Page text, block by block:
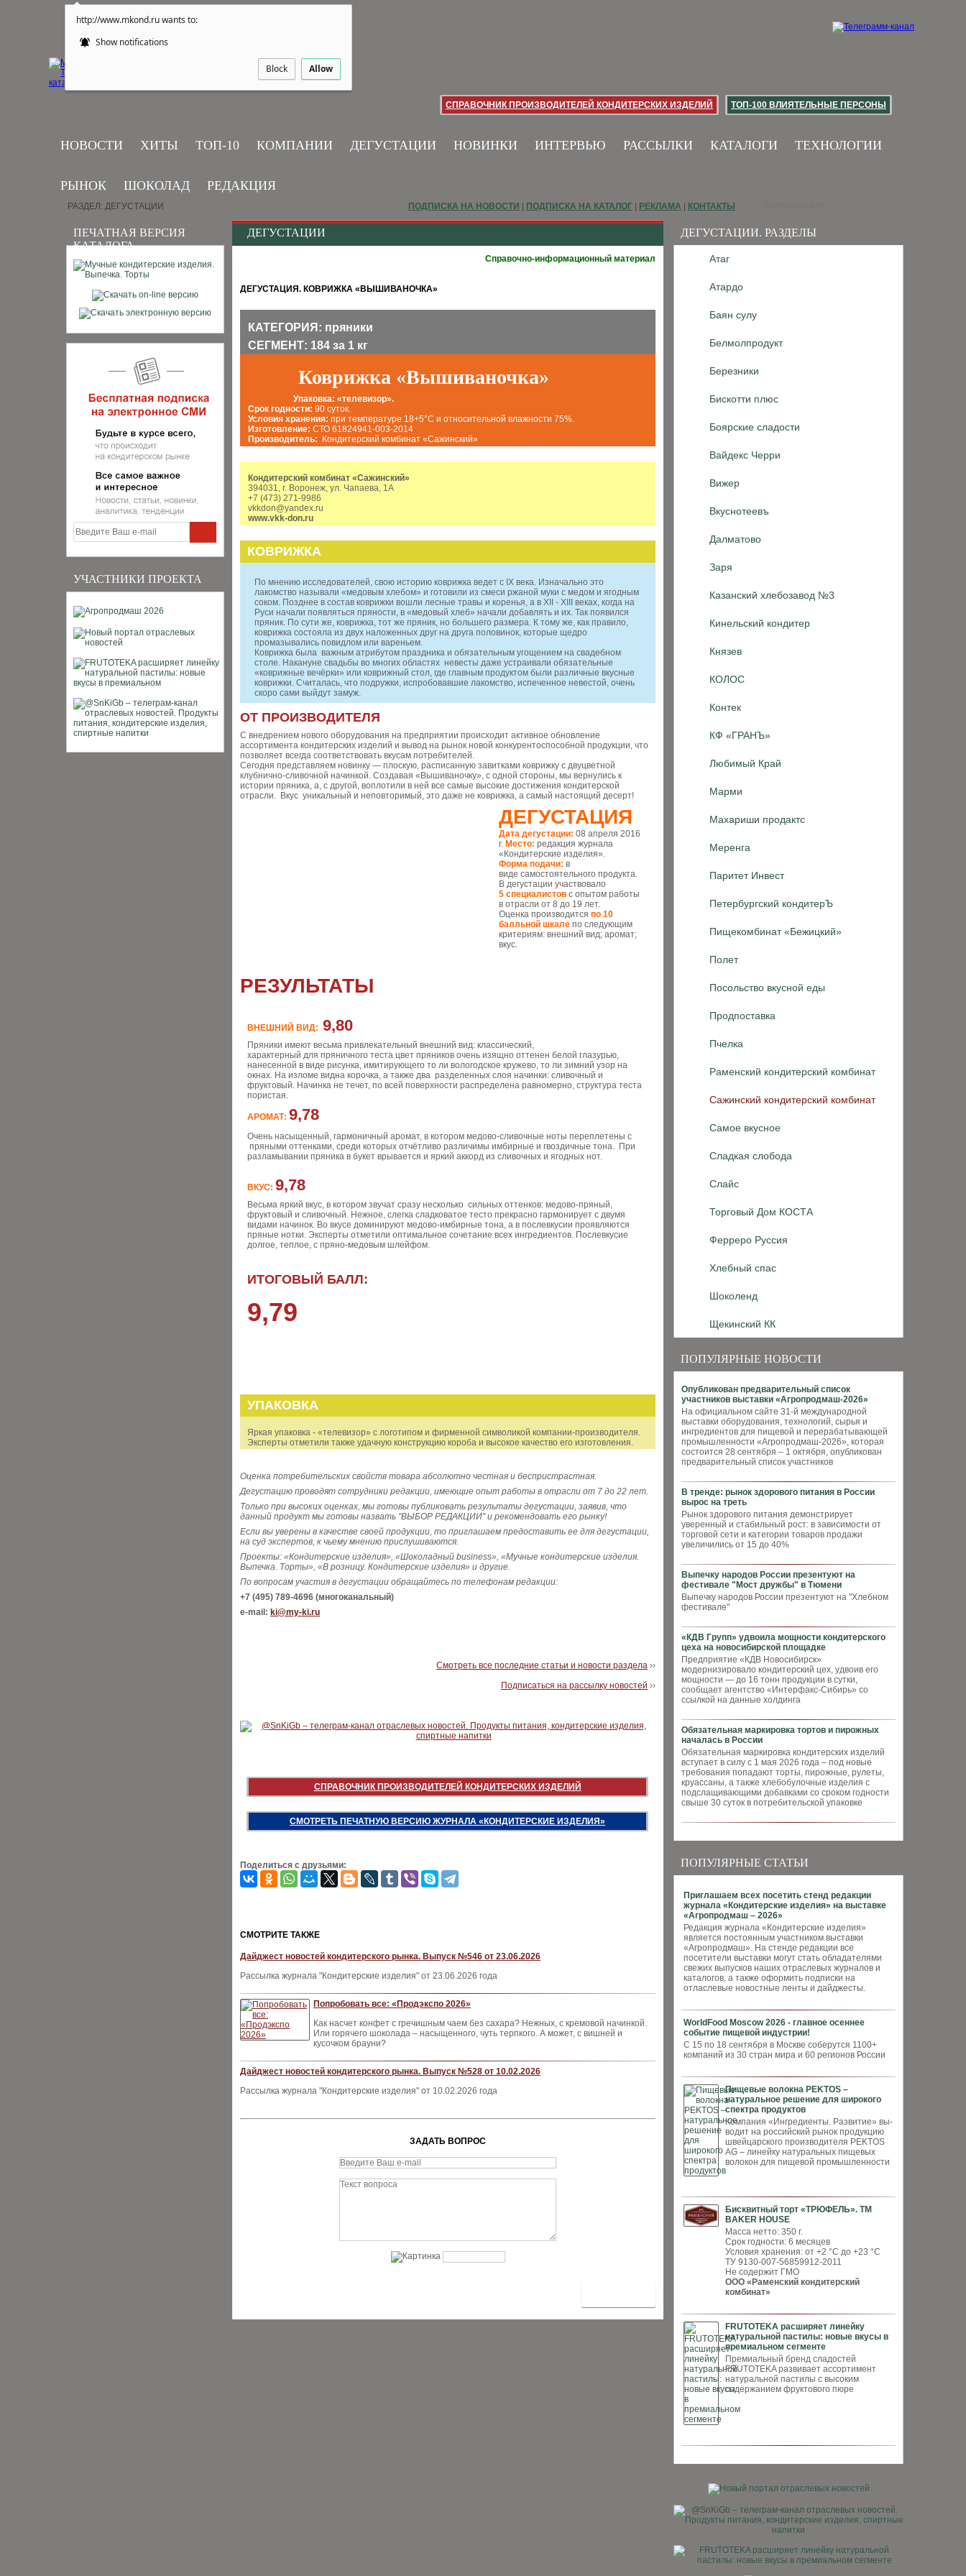
http://www.mkond.ru wants to:
Show notifications
Block Allow
СПРАВОЧНИК ПРОИЗВОДИТЕЛЕЙ КОНДИТЕРСКИХ ИЗДЕЛИЙ ТОП-100 ВЛИЯТЕЛЬНЫЕ ПЕРСОНЫ
НОВОСТИ ХИТЫ ТОП-10 КОМПАНИИ ДЕГУСТАЦИИ НОВИНКИ ИНТЕРВЬЮ РАССЫЛКИ КАТАЛОГИ ТЕХНОЛОГИИ
РЫНОК ШОКОЛАД РЕДАКЦИЯ
ПЕЧАТНАЯ ВЕРСИЯ
КАТАЛОГА
УЧАСТНИКИ ПРОЕКТА
ДЕГУСТАЦИИ. РАЗДЕЛЫ
Атаг
Атардо
Баян сулу
Белмолпродукт
Березники
Бискотти плюс
Боярские сладости
Вайдекс Черри
Вижер
Вкуснотеевъ
Далматово
Заря
Казанский хлебозавод №3
Кинельский кондитер
Князев
КОЛОС
Контек
КФ «ГРАНЪ»
Любимый Край
Марми
Махариши продактс
Меренга
Паритет Инвест
Петербургский кондитерЪ
Пищекомбинат «Бежицкий»
Полет
Посольство вкусной еды
Продпоставка
Пчелка
Раменский кондитерский комбинат
Сажинский кондитерский комбинат
Самое вкусное
Сладкая слобода
Слайс
Торговый Дом КОСТА
Ферреро Руссия
Хлебный спас
Шоколенд
Щекинский КК
ПОПУЛЯРНЫЕ НОВОСТИ
Опубликован предварительный список
участников выставки «Агропродмаш-2026»
На официальном сайте 31-й международной
выставки оборудования, технологий, сырья и
ингредиентов для пищевой и перерабатывающей
промышленности «Агропродмаш-2026», которая
состоится 28 сентября – 1 октября, опубликован
предварительный список участников
В тренде: рынок здорового питания в России
вырос на треть
Рынок здорового питания демонстрирует
уверенный и стабильный рост: в зависимости от
торговой сети и категории товаров продажи
увеличились от 15 до 40%
Выпечку народов России презентуют на
фестивале "Мост дружбы" в Тюмени
Выпечку народов России презентуют на "Хлебном
фестивале"
«КДВ Групп» удвоила мощности кондитерского
цеха на новосибирской площадке
Предприятие «КДВ Новосибирск»
модернизировало кондитерский цех, удвоив его
мощности — до 16 тонн продукции в сутки,
сообщает агентство «Интерфакс-Сибирь» со
ссылкой на данные холдинга
Обязательная маркировка тортов и пирожных
началась в России
Обязательная маркировка кондитерских изделий
вступает в силу с 1 мая 2026 года – под новые
требования попадают торты, пирожные, рулеты,
круассаны, а также хлебобулочные изделия с
подслащивающими добавками со сроком годности
свыше 30 суток в потребительской упаковке
ПОПУЛЯРНЫЕ СТАТЬИ
Приглашаем всех посетить стенд редакции
журнала «Кондитерские изделия» на выставке
«Агропродмаш – 2026»
Редакция журнала «Кондитерские изделия»
является постоянным участником выставки
«Агропродмаш». На стенде редакции все
посетители выставки могут стать обладателями
свежих выпусков наших отраслевых журналов и
каталогов, а также оформить подписки на
отласлевые новостные ленты и дайджесты.
WorldFood Moscow 2026 - главное осеннее
событие пищевой индустрии!
С 15 по 18 сентября в Москве соберутся 1100+
компаний из 30 стран мира и 60 регионов России
Пищевые волокна PEKTOS –
натуральное решение для широкого
спектра продуктов
Компания «Ингредиенты. Развитие» вы­
водит на российский рынок продукцию
швей­царского производителя PEKTOS
AG – ли­нейку натуральных пищевых
волокон для пи­щевой промышленности
Бисквитный торт «ТРЮФЕЛЬ». ТМ
BAKER HOUSE
Масса нетто: 350 г.
Срок годности: 6 месяцев
Условия хранения: от +2 °С до +23 °С
ТУ 9130-007-56859912-2011
Не содержит ГМО
ООО «Раменский кондитерский
комбинат»
FRUTOTEKA расширяет линейку
натуральной пастилы: новые вкусы в
премиальном сегменте
Премиальный бренд сладостей
FRUTOTEKA развивает ассортимент
натуральной пастилы с высоким
содержанием фруктового пюре
РАЗДЕЛ: ДЕГУСТАЦИИ ПОДПИСКА НА НОВОСТИ ПОДПИСКА НА КАТАЛОГ РЕКЛАМА КОНТАКТЫ
ДЕГУСТАЦИИ
Справочно-информационный материал
ДЕГУСТАЦИЯ. КОВРИЖКА «ВЫШИВАНОЧКА»
КАТЕГОРИЯ: пряники
СЕГМЕНТ: 184 за 1 кг
Коврижка «Вышиваночка»
Упаковка: «телевизор».
Срок годности: 90 суток.
Условия хранения: при температуре 18+5°С и относительной влажности 75%.
Изготовление: СТО 61824941-003-2014
Производитель:
Кондитерский комбинат «Сажинский»
Кондитерский комбинат «Сажинский»
394031, г. Воронеж, ул. Чапаева, 1А
+7 (473) 271-9986
vkkdon@yandex.ru
www.vkk-don.ru
КОВРИЖКА
По мнению исследователей, свою историю коврижка ведет с IX века. Изначально это
лакомство называли «медовым хлебом» и готовили из смеси ржаной муки с медом и ягодным
соком. Позднее в состав коврижки вошли лесные травы и коренья, а в XII - XIII веках, когда на
Руси начали появляться пряности, в «медовый хлеб» начали добавлять и их. Так появился
пряник. По сути же, коврижка, тот же пряник, но большего размера. К тому же, как правило,
коврижка состояла из двух наложенных друг на друга половинок, которые щедро
промазывались повидлом или вареньем.
Коврижка была важным атрибутом праздника и обязательным угощением на свадебном
столе. Накануне свадьбы во многих областях невесты даже устраивали обязательные
«коврижные вечёрки» или коврижный стол, где главным продуктом были различные вкусные
коврижки. Считалась, что подружки, испробовавшие лакомство, испеченное невестой, очень
скоро сами выйдут замуж.
ОТ ПРОИЗВОДИТЕЛЯ
С внедрением нового оборудования на предприятии происходит активное обновление
ассортимента кондитерских изделий и вывод на рынок новой конкурентоспособной продукции, что
позволяет всегда соответствовать вкусам потребителей.
Сегодня представляем новинку — плоскую, расписанную завитками коврижку с двуцветной
клубнично-сливочной начинкой. Создавая «Вышиваночку», с одной стороны, мы вернулись к
истории пряника, а, с другой, воплотили в ней все самые высокие достижения кондитерской
отрасли. Вкус уникальный и неповторимый, это даже не коврижка, а самый настоящий десерт!
ДЕГУСТАЦИЯ
Дата дегустации: 08 апреля 2016
г. Место: редакция журнала
«Кондитерские изделия».
Форма подачи: в
виде самостоятельного продукта.
В дегустации участвовало
5 специалистов с опытом работы
в отрасли от 8 до 19 лет.
Оценка производится по 10
балльной шкале по следующим
критериям: внешний вид; аромат;
вкус.
РЕЗУЛЬТАТЫ
ВНЕШНИЙ ВИД: 9,80
Пряники имеют весьма привлекательный внешний вид: классический,
характерный для пряничного теста цвет пряников очень изящно оттенен белой глазурью,
нанесенной в виде рисунка, имитирующего то ли вологодское кружево, то ли зимний узор на
окнах. На изломе видна корочка, а также два разделенных слоя начинки: сливочный и
фруктовый. Начинка не течет, по всей поверхности распределена равномерно, структура теста
пористая.
АРОМАТ: 9,78
Очень насыщенный, гармоничный аромат, в котором медово-сливочные ноты переплетены с
пряными оттенками, среди которых отчётливо различимы имбирные и гвоздичные тона. При
разламывании пряника в букет врывается и яркий аккорд из сливочных и ягодных нот.
ВКУС: 9,78
Весьма яркий вкус, в котором звучат сразу несколько сильных оттенков: медово-пряный,
фруктовый и сливочный. Нежное, слегка сладковатое тесто прекрасно гармонирует с двумя
видами начинок. Во вкусе доминируют медово-имбирные тона, а в послевкусии проявляются
пряные нотки. Эксперты отметили оптимальное сочетание всех ингредиентов. Послевкусие
долгое, теплое, с пряно-медовым шлейфом.
ИТОГОВЫЙ БАЛЛ:
9,79
УПАКОВКА
Яркая упаковка - «телевизор» с логотипом и фирменной символикой компании-производителя.
Эксперты отметили также удачную конструкцию короба и высокое качество его изготовления.
Оценка потребительских свойств товара абсолютно честная и беспристрастная.
Дегустацию проводят сотрудники редакции, имеющие опыт работы в отрасли от 7 до 22 лет.
Только при высоких оценках, мы готовы публиковать результаты дегустации, заявив, что
данный продукт мы готовы назвать "ВЫБОР РЕДАКЦИИ" и рекомендовать его рынку!
Если вы уверены в качестве своей продукции, то приглашаем предоставить ее для дегустации,
на суд экспертов, к чьему мнению прислушиваются.
Проекты: «Кондитерские изделия», «Шоколадный business», «Мучные кондитерские изделия.
Выпечка. Торты», «В розницу. Кондитерские изделия» и другие.
По вопросам участия в дегустации обращайтесь по телефонам редакции:
+7 (495) 789-4696 (многоканальный)
e-mail: ki@my-ki.ru
Смотреть все последние статьи и новости раздела ››
Подписаться на рассылку новостей ››
СПРАВОЧНИК ПРОИЗВОДИТЕЛЕЙ КОНДИТЕРСКИХ ИЗДЕЛИЙ
СМОТРЕТЬ ПЕЧАТНУЮ ВЕРСИЮ ЖУРНАЛА «КОНДИТЕРСКИЕ ИЗДЕЛИЯ»
Поделиться с друзьями:
CМОТРИТЕ ТАКЖЕ
Дайджест новостей кондитерского рынка. Выпуск №546 от 23.06.2026
Рассылка журнала "Кондитерские изделия" от 23.06.2026 года
Попробовать все: «Продэкспо 2026»
Как насчет конфет с гречишным чаем без сахара? Нежных, с кремовой начинкой.
Или горячего шоколада – насыщенного, чуть терпкого. А может, с вишней и
кусочком брауни?
Дайджест новостей кондитерского рынка. Выпуск №528 от 10.02.2026
Рассылка журнала "Кондитерские изделия" от 10.02.2026 года
ЗАДАТЬ ВОПРОС